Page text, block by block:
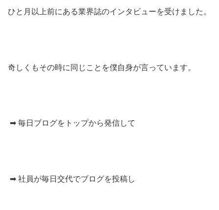
ひと月以上前にある業界誌のインタビューを受けました。
奇しくもその時に同じことを僕自身が言っています。
➡ 毎日ブログをトップから発信して
➡ 社員が毎日交代でブログを投稿し